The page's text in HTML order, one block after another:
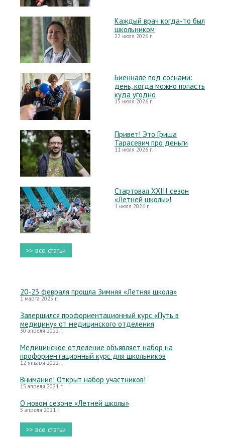
Каждый врач когда-то был
школьником
22 июля 2026 г.
Биеннале под соснами:
день, когда можно попасть
куда угодно
15 июля 2026 г.
Привет! Это Гриша
Тарасевич про деньги
11 июля 2026 г.
Стартовал XXIII сезон
«Летней школы»!
1 июля 2026 г.
>> все статьи
20-23 февраля прошла Зимняя «Летняя школа»
1 марта 2025 г.
Завершился профориентационный курс «Путь в
медицину» от медицинского отделения
30 апреля 2022 г.
Медицинское отделение объявляет набор на
профориентационный курс для школьников
12 января 2022 г.
Внимание! Открыт набор участников!
15 апреля 2021 г.
О новом сезоне «Летней школы»
5 апреля 2021 г.
>> все статьи